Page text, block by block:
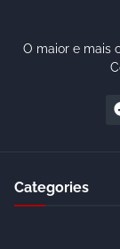
O maior e mais
Categories